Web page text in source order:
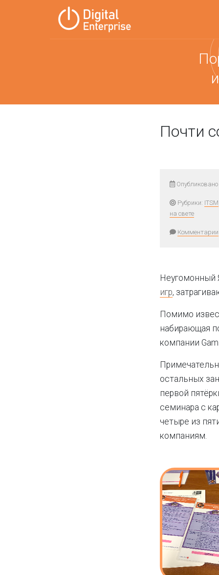
Почти
Рубрики: ITSM
на свете
Комментарии
Неугомонный
игр,
Помимо
набирающая
компании
остальных
первой
семинара с
четыре из
компаниям.